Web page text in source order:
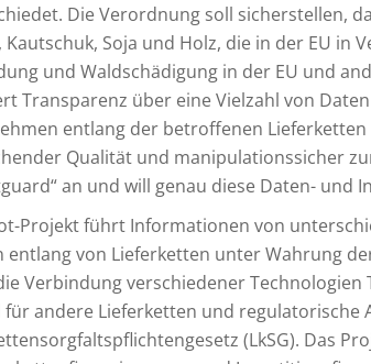
Die Verordnung soll sicherstellen,
Kautschuk, Soja und Holz, die in der EU in
und Waldschädigung in der EU und
Transparenz über eine Vielzahl von
entlang der betroffenen
Qualität und manipulationssicher
an und will genau diese Daten-
Projekt führt Informationen von
entlang von Lieferketten unter Wahrung
Verbindung verschiedener
andere Lieferketten und regulatorische
(LkSG). Das